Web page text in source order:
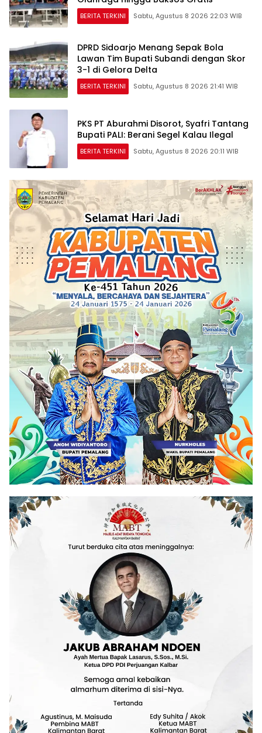
BERITA TERKINI Sabtu, Agustus 8 2026 22:03 WIB
DPRD Sidoarjo Menang Sepak Bola
Lawan Tim Bupati Subandi dengan Skor
3-1 di Gelora Delta
BERITA TERKINI Sabtu, Agustus 8 2026 21:41 WIB
PKS PT Aburahmi Disorot, Syafri Tantang
Bupati PALI: Berani Segel Kalau Ilegal
BERITA TERKINI Sabtu, Agustus 8 2026 20:11 WIB